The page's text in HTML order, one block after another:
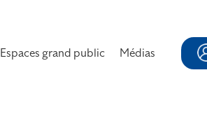
Espaces grand public Médias